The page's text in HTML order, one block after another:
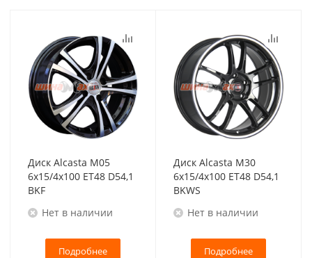
Диск Alcasta M05
6x15/4x100 ET48 D54,1
BKF
Нет в наличии
Подробнее
Диск Alcasta M30
6x15/4x100 ET48 D54,1
BKWS
Нет в наличии
Подробнее